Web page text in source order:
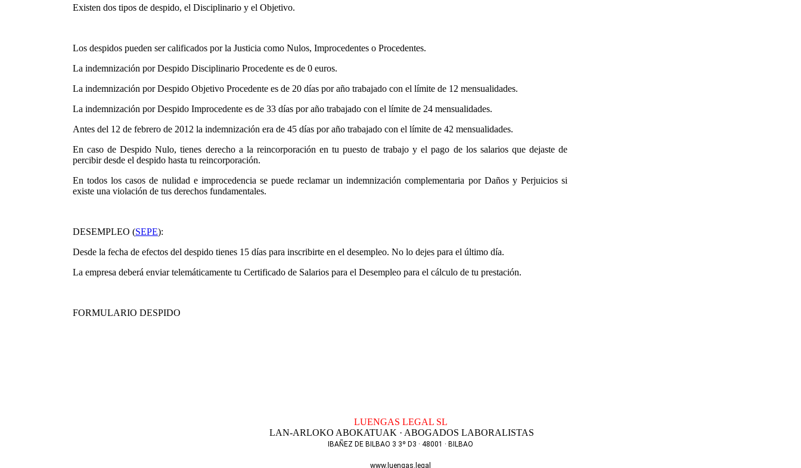
Existen dos tipos de despido, el Disciplinario y el Objetivo.
Los despidos pueden ser calificados por la Justicia como Nulos, Improcedentes o Procedentes.
La indemnización por Despido Disciplinario Procedente es de 0 euros.
La indemnización por Despido Objetivo Procedente es de 20 días por año trabajado con el límite de 12 mensualidades.
La indemnización por Despido Improcedente es de 33 días por año trabajado con el límite de 24 mensualidades.
Antes del 12 de febrero de 2012 la indemnización era de 45 días por año trabajado con el límite de 42 mensualidades.
En caso de Despido Nulo, tienes derecho a la reincorporación en tu puesto de trabajo y el pago de los salarios que dejaste de
percibir desde el despido hasta tu reincorporación.
En todos los casos de nulidad e improcedencia se puede reclamar un indemnización complementaria por Daños y Perjuicios si
existe una violación de tus derechos fundamentales.
DESEMPLEO (SEPE):
Desde la fecha de efectos del despido tienes 15 días para inscribirte en el desempleo. No lo dejes para el último día.
La empresa deberá enviar telemáticamente tu Certificado de Salarios para el Desempleo para el cálculo de tu prestación.
FORMULARIO DESPIDO
LUENGAS LEGAL SL
LAN-ARLOKO ABOKATUAK · ABOGADOS LABORALISTAS
IBAÑEZ DE BILBAO 3 3º D3 · 48001 · BILBAO
www.luengas.legal